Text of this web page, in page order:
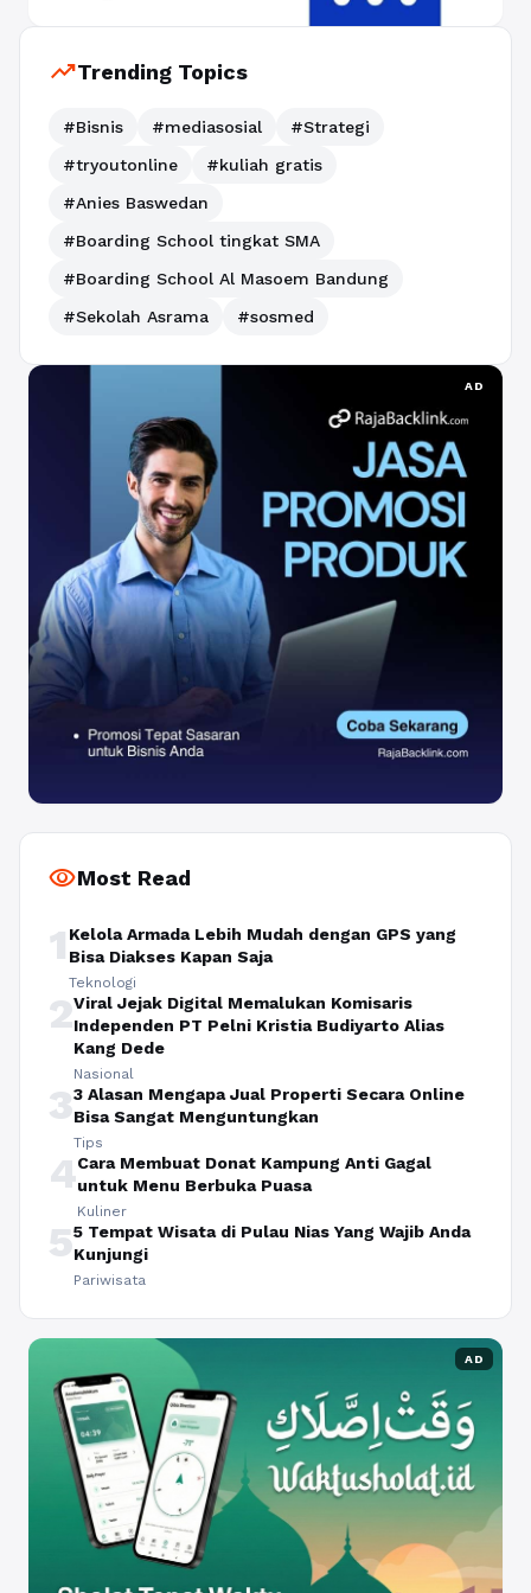
trending_upTrending Topics
#Bisnis #mediasosial
#Strategi
#tryoutonline
#kuliah gratis
#Anies Baswedan
#Boarding School tingkat SMA
#Boarding School Al Masoem Bandung
#Sekolah Asrama
#sosmed
AD
visibilityMost Read
1 Kelola Armada Lebih Mudah dengan GPS yang
Bisa Diakses Kapan Saja
Teknologi
2Viral Jejak Digital Memalukan Komisaris
Independen PT Pelni Kristia Budiyarto Alias
Kang Dede
Nasional
33 Alasan Mengapa Jual Properti Secara Online
Bisa Sangat Menguntungkan
Tips
4Cara Membuat Donat Kampung Anti Gagal
untuk Menu Berbuka Puasa
Kuliner
55 Tempat Wisata di Pulau Nias Yang Wajib Anda
Kunjungi
Pariwisata
AD